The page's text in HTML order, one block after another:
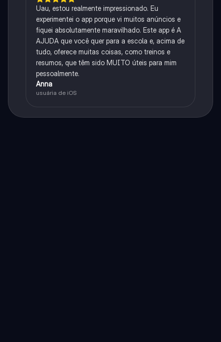
Uau, estou realmente impressionado. Eu
experimentei o app porque vi muitos anúncios e
fiquei absolutamente maravilhado. Este app é A
AJUDA que você quer para a escola e, acima de
tudo, oferece muitas coisas, como treinos e
resumos, que têm sido MUITO úteis para mim
pessoalmente.
Anna
usuária de iOS